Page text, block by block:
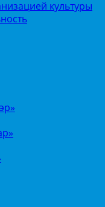
культуры